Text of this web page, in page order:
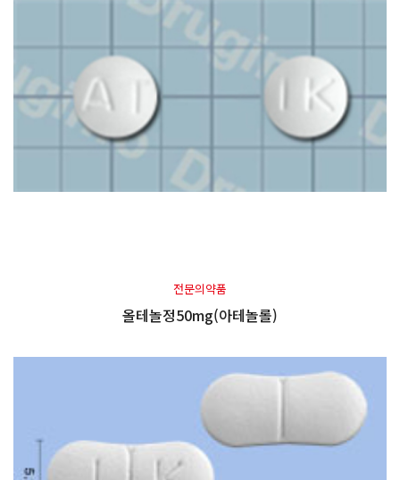
전문의약품
올테놀정50mg(아테놀롤)